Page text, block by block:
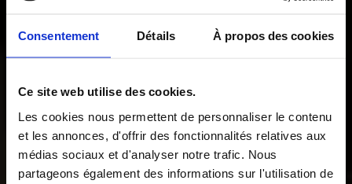
Consentement Détails À propos des cookies
Ce site web utilise des cookies.
Les cookies nous permettent de personnaliser le contenu
et les annonces, d'offrir des fonctionnalités relatives aux
médias sociaux et d'analyser notre trafic. Nous
partageons également des informations sur l'utilisation de